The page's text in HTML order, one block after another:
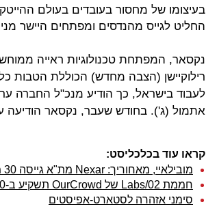
בעיצומו של מחסור בעובדים בעולם
החליט לגייס מהנדסים ומפתחים היישר
נקסאר, המפתחת טכנולוגיות ראייה
רילוקיישן (הצבה מחדש) הכוללת הטבות
לעבוד בישראל, כך הודיע מנכ"ל החברה
אתמול (ג'). בחודש שעבר, נקסאר הודיעה על גיוס של 30 מיליון
קראו עוד בכלכליסט:
מובילאיי, מאחוריך: Nexar מת"א גייסה 30 מיליון דולר מ-Ibex ועליבאבא
חממת Labs/02 של OurCrowd תשקיע ב-100 סטארט-אפים
סימני אזהרה לסטארט-אפיסטים